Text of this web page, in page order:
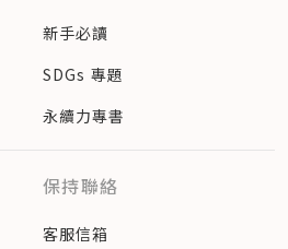
新手必讀
SDGs 專題
永續力專書
保持聯絡
客服信箱